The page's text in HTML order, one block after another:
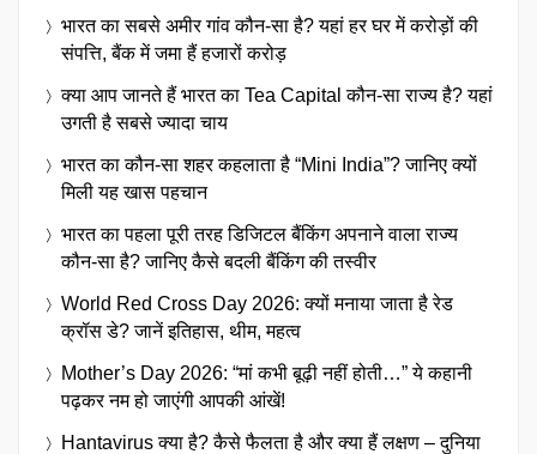
भारत का सबसे अमीर गांव कौन-सा है? यहां हर घर में करोड़ों की
संपत्ति, बैंक में जमा हैं हजारों करोड़
क्या आप जानते हैं भारत का Tea Capital कौन-सा राज्य है? यहां
उगती है सबसे ज्यादा चाय
भारत का कौन-सा शहर कहलाता है “Mini India”? जानिए क्यों
मिली यह खास पहचान
भारत का पहला पूरी तरह डिजिटल बैंकिंग अपनाने वाला राज्य
कौन-सा है? जानिए कैसे बदली बैंकिंग की तस्वीर
World Red Cross Day 2026: क्यों मनाया जाता है रेड
क्रॉस डे? जानें इतिहास, थीम, महत्व
Mother’s Day 2026: “मां कभी बूढ़ी नहीं होती…” ये कहानी
पढ़कर नम हो जाएंगी आपकी आंखें!
Hantavirus क्या है? कैसे फैलता है और क्या हैं लक्षण – दुनिया